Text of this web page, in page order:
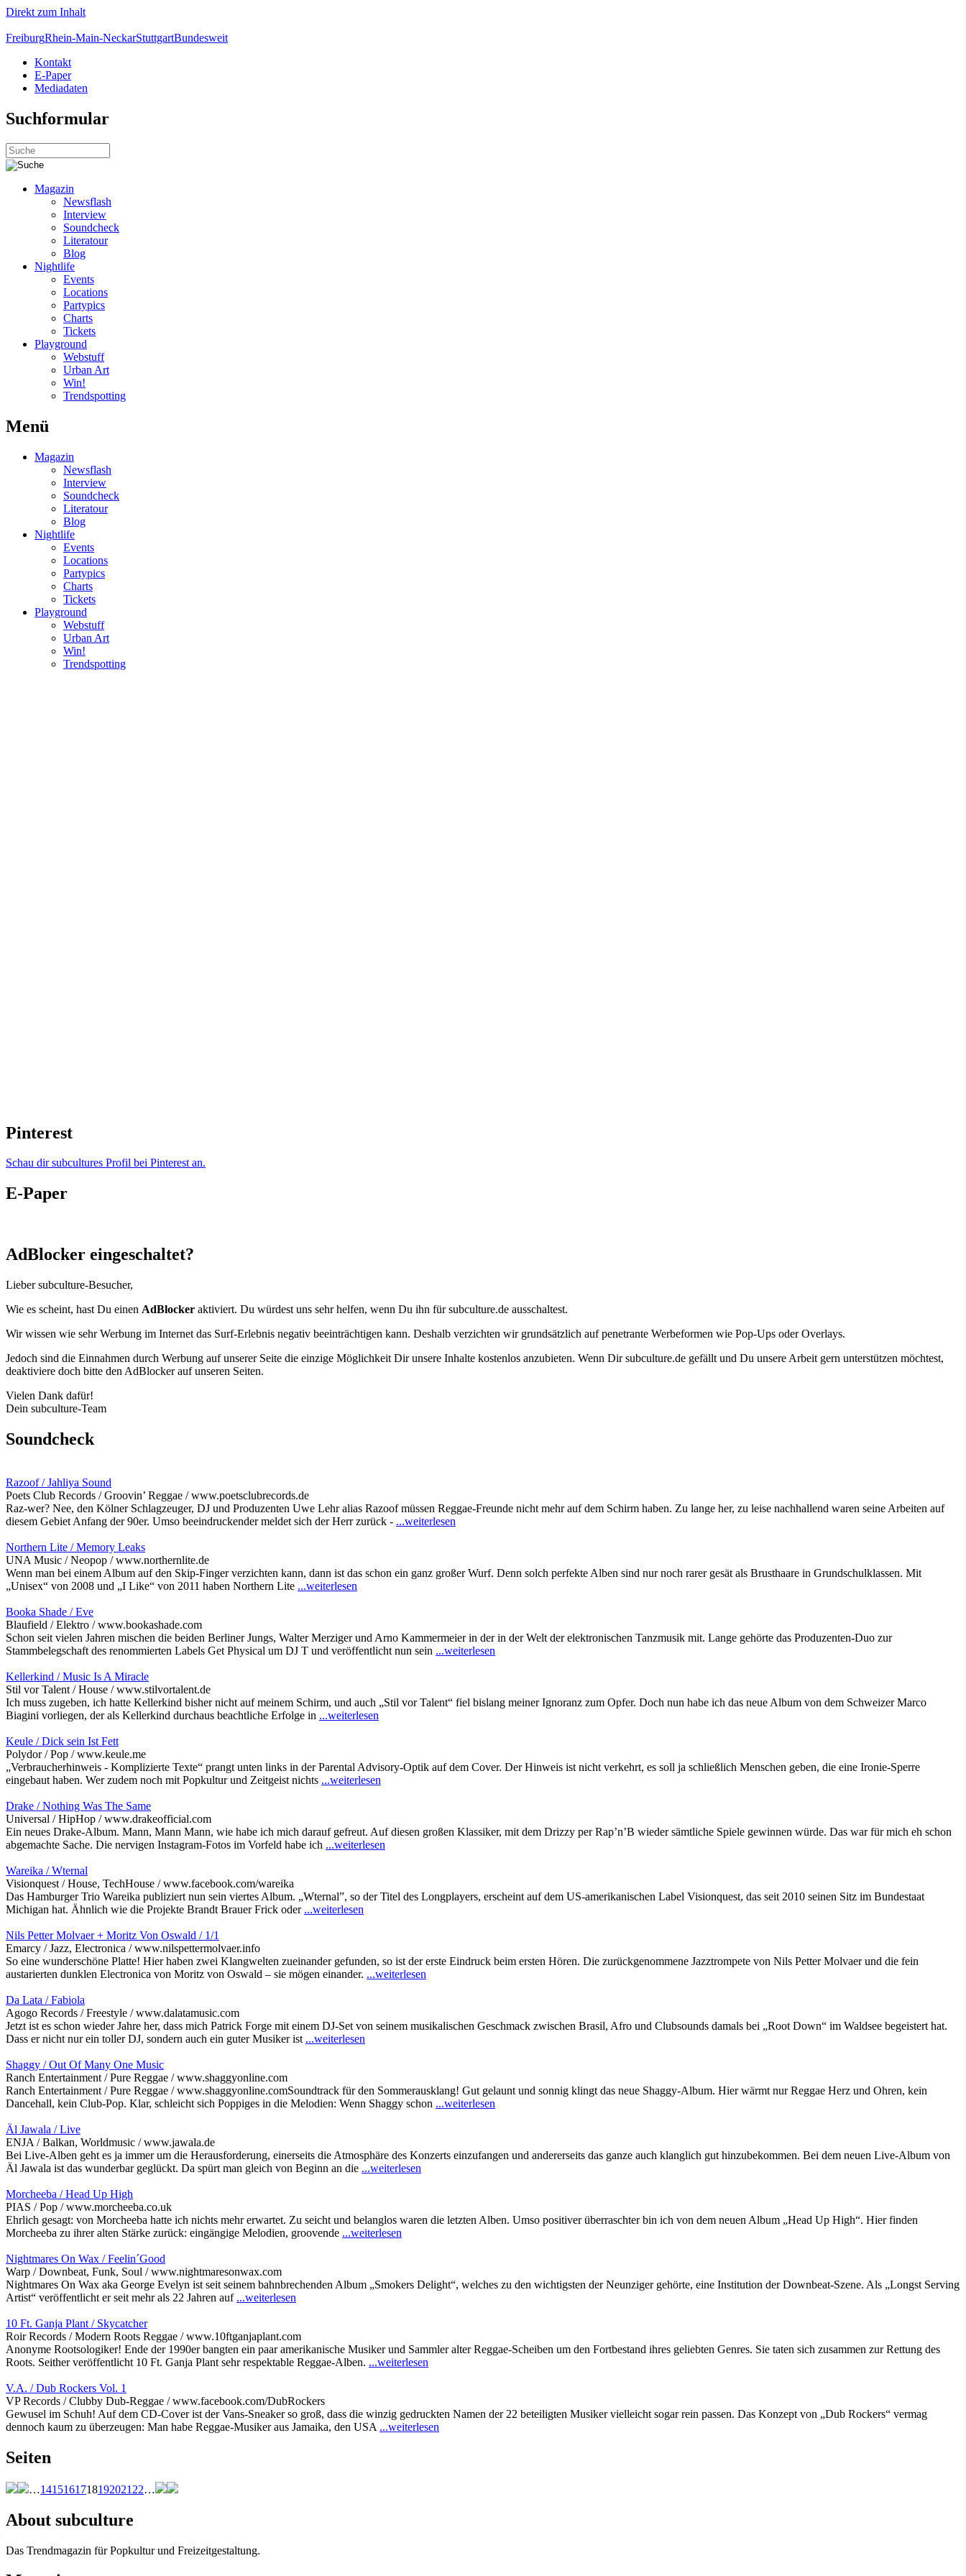
Direkt zum Inhalt
FreiburgRhein-Main-NeckarStuttgartBundesweit
Kontakt
E-Paper
Mediadaten
Suchformular
Magazin
Newsflash
Interview
Soundcheck
Literatour
Blog
Nightlife
Events
Locations
Partypics
Charts
Tickets
Playground
Webstuff
Urban Art
Win!
Trendspotting
Menü
Magazin
Newsflash
Interview
Soundcheck
Literatour
Blog
Nightlife
Events
Locations
Partypics
Charts
Tickets
Playground
Webstuff
Urban Art
Win!
Trendspotting
Pinterest
Schau dir subcultures Profil bei Pinterest an.
E-Paper
AdBlocker eingeschaltet?
Lieber subculture-Besucher,
Wie es scheint, hast Du einen AdBlocker aktiviert. Du würdest uns sehr helfen, wenn Du ihn für subculture.de ausschaltest.
Wir wissen wie sehr Werbung im Internet das Surf-Erlebnis negativ beeinträchtigen kann. Deshalb verzichten wir grundsätzlich auf penetrante Werbeformen wie Pop-Ups oder Overlays.
Jedoch sind die Einnahmen durch Werbung auf unserer Seite die einzige Möglichkeit Dir unsere Inhalte kostenlos anzubieten. Wenn Dir subculture.de gefällt und Du unsere Arbeit gern unterstützen möchtest,
deaktiviere doch bitte den AdBlocker auf unseren Seiten.
Vielen Dank dafür!
Dein subculture-Team
Soundcheck
Razoof / Jahliya Sound
Poets Club Records / Groovin’ Reggae / www.poetsclubrecords.de
Raz-wer? Nee, den Kölner Schlagzeuger, DJ und Produzenten Uwe Lehr alias Razoof müssen Reggae-Freunde nicht mehr auf dem Schirm haben. Zu lange her, zu leise nachhallend waren seine Arbeiten auf
diesem Gebiet Anfang der 90er. Umso beeindruckender meldet sich der Herr zurück - ...weiterlesen
Northern Lite / Memory Leaks
UNA Music / Neopop / www.northernlite.de
Wenn man bei einem Album auf den Skip-Finger verzichten kann, dann ist das schon ein ganz großer Wurf. Denn solch perfekte Alben sind nur noch rarer gesät als Brusthaare in Grundschulklassen. Mit
„Unisex“ von 2008 und „I Like“ von 2011 haben Northern Lite ...weiterlesen
Booka Shade / Eve
Blaufield / Elektro / www.bookashade.com
Schon seit vielen Jahren mischen die beiden Berliner Jungs, Walter Merziger und Arno Kammermeier in der in der Welt der elektronischen Tanzmusik mit. Lange gehörte das Produzenten-Duo zur
Stammbelegschaft des renommierten Labels Get Physical um DJ T und veröffentlicht nun sein ...weiterlesen
Kellerkind / Music Is A Miracle
Stil vor Talent / House / www.stilvortalent.de
Ich muss zugeben, ich hatte Kellerkind bisher nicht auf meinem Schirm, und auch „Stil vor Talent“ fiel bislang meiner Ignoranz zum Opfer. Doch nun habe ich das neue Album von dem Schweizer Marco
Biagini vorliegen, der als Kellerkind durchaus beachtliche Erfolge in ...weiterlesen
Keule / Dick sein Ist Fett
Polydor / Pop / www.keule.me
„Verbraucherhinweis - Komplizierte Texte“ prangt unten links in der Parental Advisory-Optik auf dem Cover. Der Hinweis ist nicht verkehrt, es soll ja schließlich Menschen geben, die eine Ironie-Sperre
eingebaut haben. Wer zudem noch mit Popkultur und Zeitgeist nichts ...weiterlesen
Drake / Nothing Was The Same
Universal / HipHop / www.drakeofficial.com
Ein neues Drake-Album. Mann, Mann Mann, wie habe ich mich darauf gefreut. Auf diesen großen Klassiker, mit dem Drizzy per Rap’n’B wieder sämtliche Spiele gewinnen würde. Das war für mich eh schon
abgemachte Sache. Die nervigen Instagram-Fotos im Vorfeld habe ich ...weiterlesen
Wareika / Wternal
Visionquest / House, TechHouse / www.facebook.com/wareika
Das Hamburger Trio Wareika publiziert nun sein viertes Album. „Wternal”, so der Titel des Longplayers, erscheint auf dem US-amerikanischen Label Visionquest, das seit 2010 seinen Sitz im Bundestaat
Michigan hat. Ähnlich wie die Projekte Brandt Brauer Frick oder ...weiterlesen
Nils Petter Molvaer + Moritz Von Oswald / 1/1
Emarcy / Jazz, Electronica / www.nilspettermolvaer.info
So eine wunderschöne Platte! Hier haben zwei Klangwelten zueinander gefunden, so ist der erste Eindruck beim ersten Hören. Die zurückgenommene Jazztrompete von Nils Petter Molvaer und die fein
austarierten dunklen Electronica von Moritz von Oswald – sie mögen einander. ...weiterlesen
Da Lata / Fabiola
Agogo Records / Freestyle / www.dalatamusic.com
Jetzt ist es schon wieder Jahre her, dass mich Patrick Forge mit einem DJ-Set von seinem musikalischen Geschmack zwischen Brasil, Afro und Clubsounds damals bei „Root Down“ im Waldsee begeistert hat.
Dass er nicht nur ein toller DJ, sondern auch ein guter Musiker ist ...weiterlesen
Shaggy / Out Of Many One Music
Ranch Entertainment / Pure Reggae / www.shaggyonline.com
Ranch Entertainment / Pure Reggae / www.shaggyonline.comSoundtrack für den Sommerausklang! Gut gelaunt und sonnig klingt das neue Shaggy-Album. Hier wärmt nur Reggae Herz und Ohren, kein
Dancehall, kein Club-Pop. Klar, schleicht sich Poppiges in die Melodien: Wenn Shaggy schon ...weiterlesen
Äl Jawala / Live
ENJA / Balkan, Worldmusic / www.jawala.de
Bei Live-Alben geht es ja immer um die Herausforderung, einerseits die Atmosphäre des Konzerts einzufangen und andererseits das ganze auch klanglich gut hinzubekommen. Bei dem neuen Live-Album von
Äl Jawala ist das wunderbar geglückt. Da spürt man gleich von Beginn an die ...weiterlesen
Morcheeba / Head Up High
PIAS / Pop / www.morcheeba.co.uk
Ehrlich gesagt: von Morcheeba hatte ich nichts mehr erwartet. Zu seicht und belanglos waren die letzten Alben. Umso positiver überraschter bin ich von dem neuen Album „Head Up High“. Hier finden
Morcheeba zu ihrer alten Stärke zurück: eingängige Melodien, groovende ...weiterlesen
Nightmares On Wax / Feelin´Good
Warp / Downbeat, Funk, Soul / www.nightmaresonwax.com
Nightmares On Wax aka George Evelyn ist seit seinem bahnbrechenden Album „Smokers Delight“, welches zu den wichtigsten der Neunziger gehörte, eine Institution der Downbeat-Szene. Als „Longst Serving
Artist“ veröffentlicht er seit mehr als 22 Jahren auf ...weiterlesen
10 Ft. Ganja Plant / Skycatcher
Roir Records / Modern Roots Reggae / www.10ftganjaplant.com
Anonyme Rootsologiker! Ende der 1990er bangten ein paar amerikanische Musiker und Sammler alter Reggae-Scheiben um den Fortbestand ihres geliebten Genres. Sie taten sich zusammen zur Rettung des
Roots. Seither veröffentlicht 10 Ft. Ganja Plant sehr respektable Reggae-Alben. ...weiterlesen
V.A. / Dub Rockers Vol. 1
VP Records / Clubby Dub-Reggae / www.facebook.com/DubRockers
Gewusel im Schuh! Auf dem CD-Cover ist der Vans-Sneaker so groß, dass die winzig gedruckten Namen der 22 beteiligten Musiker vielleicht sogar rein passen. Das Konzept von „Dub Rockers“ vermag
dennoch kaum zu überzeugen: Man habe Reggae-Musiker aus Jamaika, den USA ...weiterlesen
Seiten
…1415161718192021 22…
About subculture
Das Trendmagazin für Popkultur und Freizeitgestaltung.